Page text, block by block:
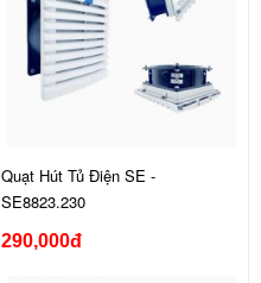
Quạt Hút Tủ Điện SE -
SE8823.230
290,000đ